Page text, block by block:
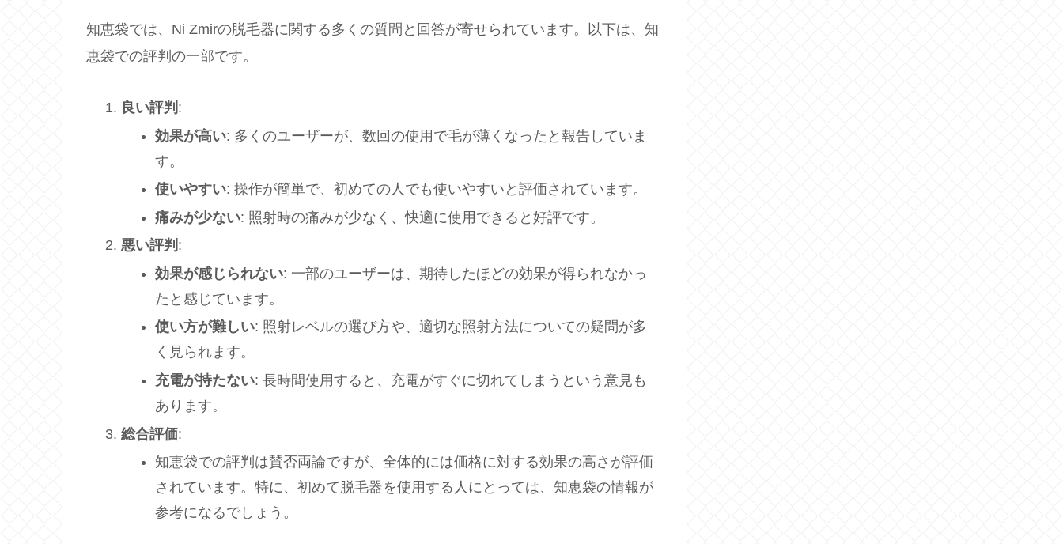
知恵袋では、Ni Zmirの脱毛器に関する多くの質問と回答が寄せられています。以下は、知
恵袋での評判の一部です。
良い評判 :
効果が高い: 多くのユーザーが、数回の使用で毛が薄くなったと報告していま
す。
使いやすい: 操作が簡単で、初めての人でも使いやすいと評価されています。
痛みが少ない: 照射時の痛みが少なく、快適に使用できると好評です。
悪い評判 :
効果が感じられない: 一部のユーザーは、期待したほどの効果が得られなかっ
たと感じています。
使い方が難しい: 照射レベルの選び方や、適切な照射方法についての疑問が多
く見られます。
充電が持たない: 長時間使用すると、充電がすぐに切れてしまうという意見も
あります。
総合評価:
知恵袋での評判は賛否両論ですが、全体的には価格に対する効果の高さが評価
されています。特に、初めて脱毛器を使用する人にとっては、知恵袋の情報が
参考になるでしょう。